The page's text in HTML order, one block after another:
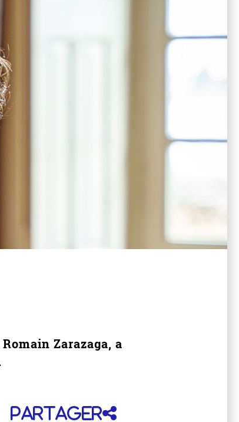
Zarazaga, a
Partager